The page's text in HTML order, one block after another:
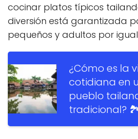
cocinar platos típicos
diversión está garantizada
pequeños y adultos por
¿Cómo es la
cotidiana en
pueblo
tradicional?